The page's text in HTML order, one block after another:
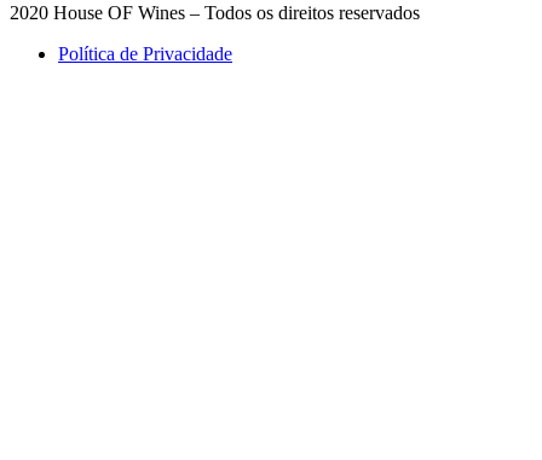
2020 House OF Wines – Todos os direitos reservados
Política de Privacidade